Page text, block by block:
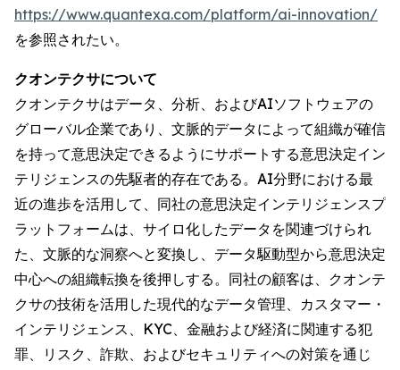
https://www.quantexa.com/platform/ai-innovation/
を参照されたい。
クオンテクサについて
クオンテクサはデータ、分析、およびAIソフトウェアの
グローバル企業であり、文脈的データによって組織が確信
を持って意思決定できるようにサポートする意思決定イン
テリジェンスの先駆者的存在である。AI分野における最
近の進歩を活用して、同社の意思決定インテリジェンスプ
ラットフォームは、サイロ化したデータを関連づけられ
た、文脈的な洞察へと変換し、データ駆動型から意思決定
中心への組織転換を後押しする。同社の顧客は、クオンテ
クサの技術を活用した現代的なデータ管理、カスタマー・
インテリジェンス、KYC、金融および経済に関連する犯
罪、リスク、詐欺、およびセキュリティへの対策を通じ